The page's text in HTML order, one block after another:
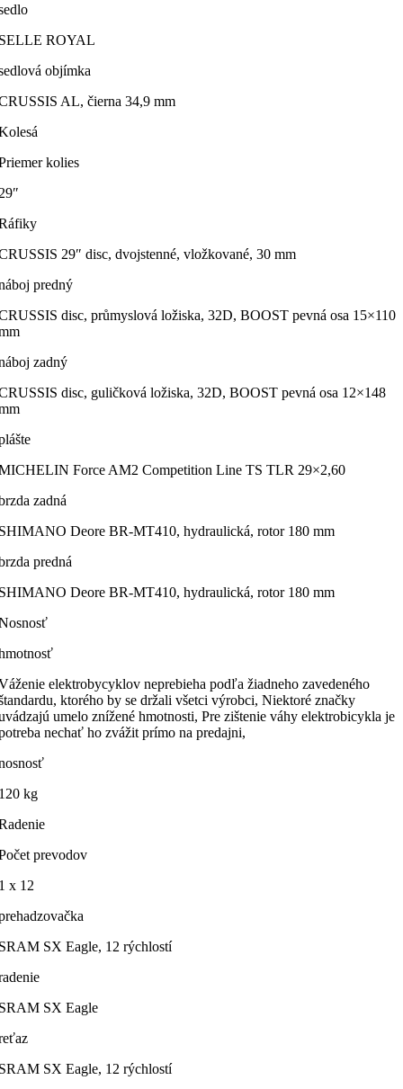
ROYAL
objímka
AL, čierna 34,9 mm
kolies
29″ disc, dvojstenné, vložkované, 30 mm
predný
disc, průmyslová ložiska, 32D, BOOST pevná osa 15×110
zadný
disc, guličková ložiska, 32D, BOOST pevná osa 12×148
Force AM2 Competition Line TS TLR 29×2,60
zadná
Deore BR-MT410, hydraulická, rotor 180 mm
predná
Deore BR-MT410, hydraulická, rotor 180 mm
elektrobycyklov neprebieha podľa žiadneho zavedeného
ktorého by se držali všetci výrobci, Niektoré značky
umelo znížené hmotnosti, Pre zištenie váhy elektrobicykla je
nechať ho zvážit prímo na predajni,
kg
prevodov
x 12
SX Eagle, 12 rýchlostí
SX Eagle
SX Eagle, 12 rýchlostí